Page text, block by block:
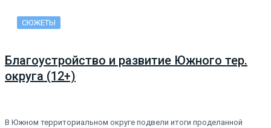
СЮЖЕТЫ
Благоустройство и развитие Южного тер.
округа (12+)
В Южном территориальном округе подвели итоги проделанной